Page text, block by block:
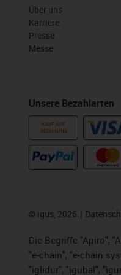
Über uns
Karriere
Presse
Messe
Unsere Bezahlarten
KAUF AUF
RECHNUNG
© igus, 2026
Die Begriffe "Apiro",
"e-chain", "e-chain
"iglidur", "igubal",